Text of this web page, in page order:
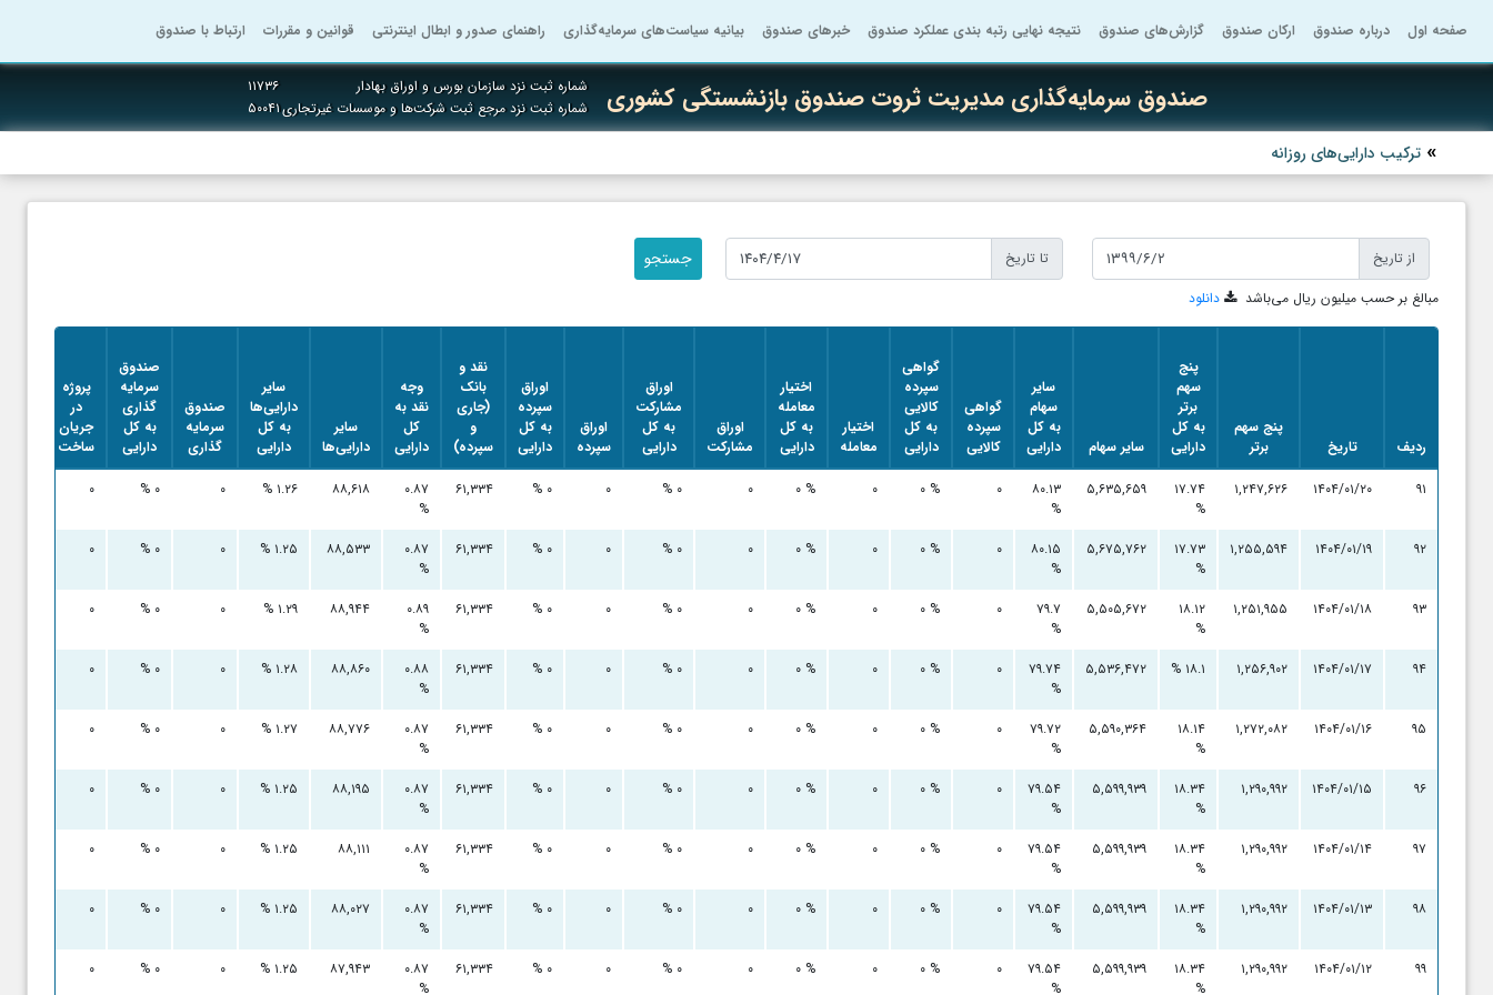
صفحه اول درباره صندوق ارکان صندوق گزارش‌های صندوق نتیجه نهایی رتبه بندی عملکرد صندوق خبرهای صندوق بیانیه سیاست‌های سرمایه‌گذاری راهنمای صدور و ابطال اینترنتی قوانین و مقررات ارتباط با صندوق
صندوق سرمایه‌گذاری مدیریت ثروت صندوق بازنشستگی کشوری شماره ثبت نزد سازمان بورس و اوراق بهادار
۱۱۷۳۶
شماره ثبت نزد مرجع ثبت شرکت‌ها و موسسات غیرتجاری۵۰۰۴۱
ترکیب دارایی‌های روزانه
از تاریخ
تا تاریخ
مبالغ بر حسب میلیون ریال می‌باشد
دانلود
ردیف تاریخ
پنج سهم
برتر
پنج
سهم
برتر
به کل
دارایی
سایر سهام
سایر
سهام
به کل
دارایی
گواهی
سپرده
کالایی
گواهی
سپرده
کالایی
به کل
دارایی
اختیار
معامله
اختیار
معامله
به کل
دارایی
اوراق
مشارکت
اوراق
مشارکت
به کل
دارایی
اوراق
سپرده
اوراق
سپرده
به کل
دارایی
نقد و
بانک
(جاری
و
سپرده)
وجه
نقد به
کل
دارایی
سایر
دارایی‌ها
سایر
دارایی‌ها
به کل
دارایی
صندوق
سرمایه
گذاری
صندوق
سرمایه
گذاری
به کل
دارایی
پروژه
در
جریان
ساخت
۹۱
۱۴۰۴/۰۱/۲۰ ۱,۲۴۷,۶۲۶
۱۷.۷۴
%
۵,۶۳۵,۶۵۹
۸۰.۱۳
%
۰ ۰ % ۰ ۰ % ۰ ۰ % ۰ ۰ % ۶۱,۳۳۴
۰.۸۷
%
۸۸,۶۱۸ ۱.۲۶ % ۰ ۰ % ۰
۹۲ ۱۴۰۴/۰۱/۱۹ ۱,۲۵۵,۵۹۴
۱۷.۷۳
%
۵,۶۷۵,۷۶۲
۸۰.۱۵
%
۰ ۰ % ۰ ۰ % ۰ ۰ % ۰ ۰ % ۶۱,۳۳۴
۰.۸۷
%
۸۸,۵۳۳ ۱.۲۵ % ۰ ۰ % ۰
۹۳ ۱۴۰۴/۰۱/۱۸ ۱,۲۵۱,۹۵۵
۱۸.۱۲
%
۵,۵۰۵,۶۷۲
۷۹.۷
%
۰ ۰ % ۰ ۰ % ۰ ۰ % ۰ ۰ % ۶۱,۳۳۴
۰.۸۹
%
۸۸,۹۴۴ ۱.۲۹ % ۰ ۰ % ۰
۹۴ ۱۴۰۴/۰۱/۱۷ ۱,۲۵۶,۹۰۲ ۱۸.۱ % ۵,۵۳۶,۴۷۲
۷۹.۷۴
%
۰ ۰ % ۰ ۰ % ۰ ۰ % ۰ ۰ % ۶۱,۳۳۴
۰.۸۸
%
۸۸,۸۶۰ ۱.۲۸ % ۰ ۰ % ۰
۹۵ ۱۴۰۴/۰۱/۱۶ ۱,۲۷۲,۰۸۲
۱۸.۱۴
%
۵,۵۹۰,۳۶۴
۷۹.۷۲
%
۰ ۰ % ۰ ۰ % ۰ ۰ % ۰ ۰ % ۶۱,۳۳۴
۰.۸۷
%
۸۸,۷۷۶ ۱.۲۷ % ۰ ۰ % ۰
۹۶ ۱۴۰۴/۰۱/۱۵ ۱,۲۹۰,۹۹۲
۱۸.۳۴
%
۵,۵۹۹,۹۳۹
۷۹.۵۴
%
۰ ۰ % ۰ ۰ % ۰ ۰ % ۰ ۰ % ۶۱,۳۳۴
۰.۸۷
%
۸۸,۱۹۵ ۱.۲۵ % ۰ ۰ % ۰
۹۷ ۱۴۰۴/۰۱/۱۴ ۱,۲۹۰,۹۹۲
۱۸.۳۴
%
۵,۵۹۹,۹۳۹
۷۹.۵۴
%
۰ ۰ % ۰ ۰ % ۰ ۰ % ۰ ۰ % ۶۱,۳۳۴
۰.۸۷
%
۸۸,۱۱۱ ۱.۲۵ % ۰ ۰ % ۰
۹۸ ۱۴۰۴/۰۱/۱۳ ۱,۲۹۰,۹۹۲
۱۸.۳۴
%
۵,۵۹۹,۹۳۹
۷۹.۵۴
%
۰ ۰ % ۰ ۰ % ۰ ۰ % ۰ ۰ % ۶۱,۳۳۴
۰.۸۷
%
۸۸,۰۲۷ ۱.۲۵ % ۰ ۰ % ۰
۹۹ ۱۴۰۴/۰۱/۱۲ ۱,۲۹۰,۹۹۲
۱۸.۳۴
%
۵,۵۹۹,۹۳۹
۷۹.۵۴
%
۰ ۰ % ۰ ۰ % ۰ ۰ % ۰ ۰ % ۶۱,۳۳۴
۰.۸۷
%
۸۷,۹۴۳ ۱.۲۵ % ۰ ۰ % ۰